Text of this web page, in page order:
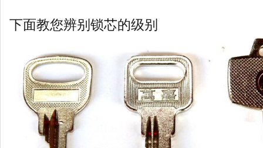
下面教您辨别锁芯的级别